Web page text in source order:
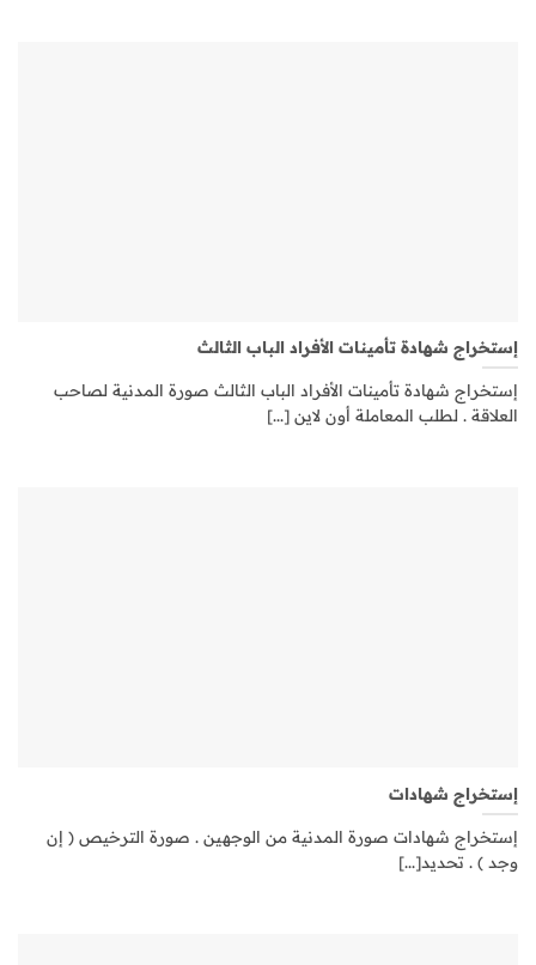
إستخراج شهادة تأمينات الأفراد الباب الثالث
إستخراج شهادة تأمينات الأفراد الباب الثالث صورة المدنية لصاحب
العلاقة . لطلب المعاملة أون لاين [...]
إستخراج شهادات
إستخراج شهادات صورة المدنية من الوجهين . صورة الترخيص ( إن
وجد ) . تحديد[...]